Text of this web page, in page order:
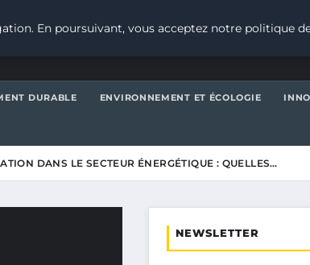
DURABLE ENVIRONNEMENT ET ÉCOLOGIE
DANS LE SECTEUR ÉNERGÉTIQUE : QUELLES…
NEWSLETTER
En poursuivant, vous acceptez notre politique